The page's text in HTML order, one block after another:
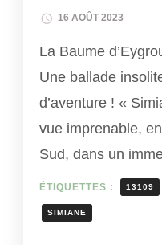
16 AOÛT 2023
La Baume
Une ballade
d’aventure ! «
vue imprenable,
Sud, dans un
ÉTIQUETTES : 13109
SIMIANE